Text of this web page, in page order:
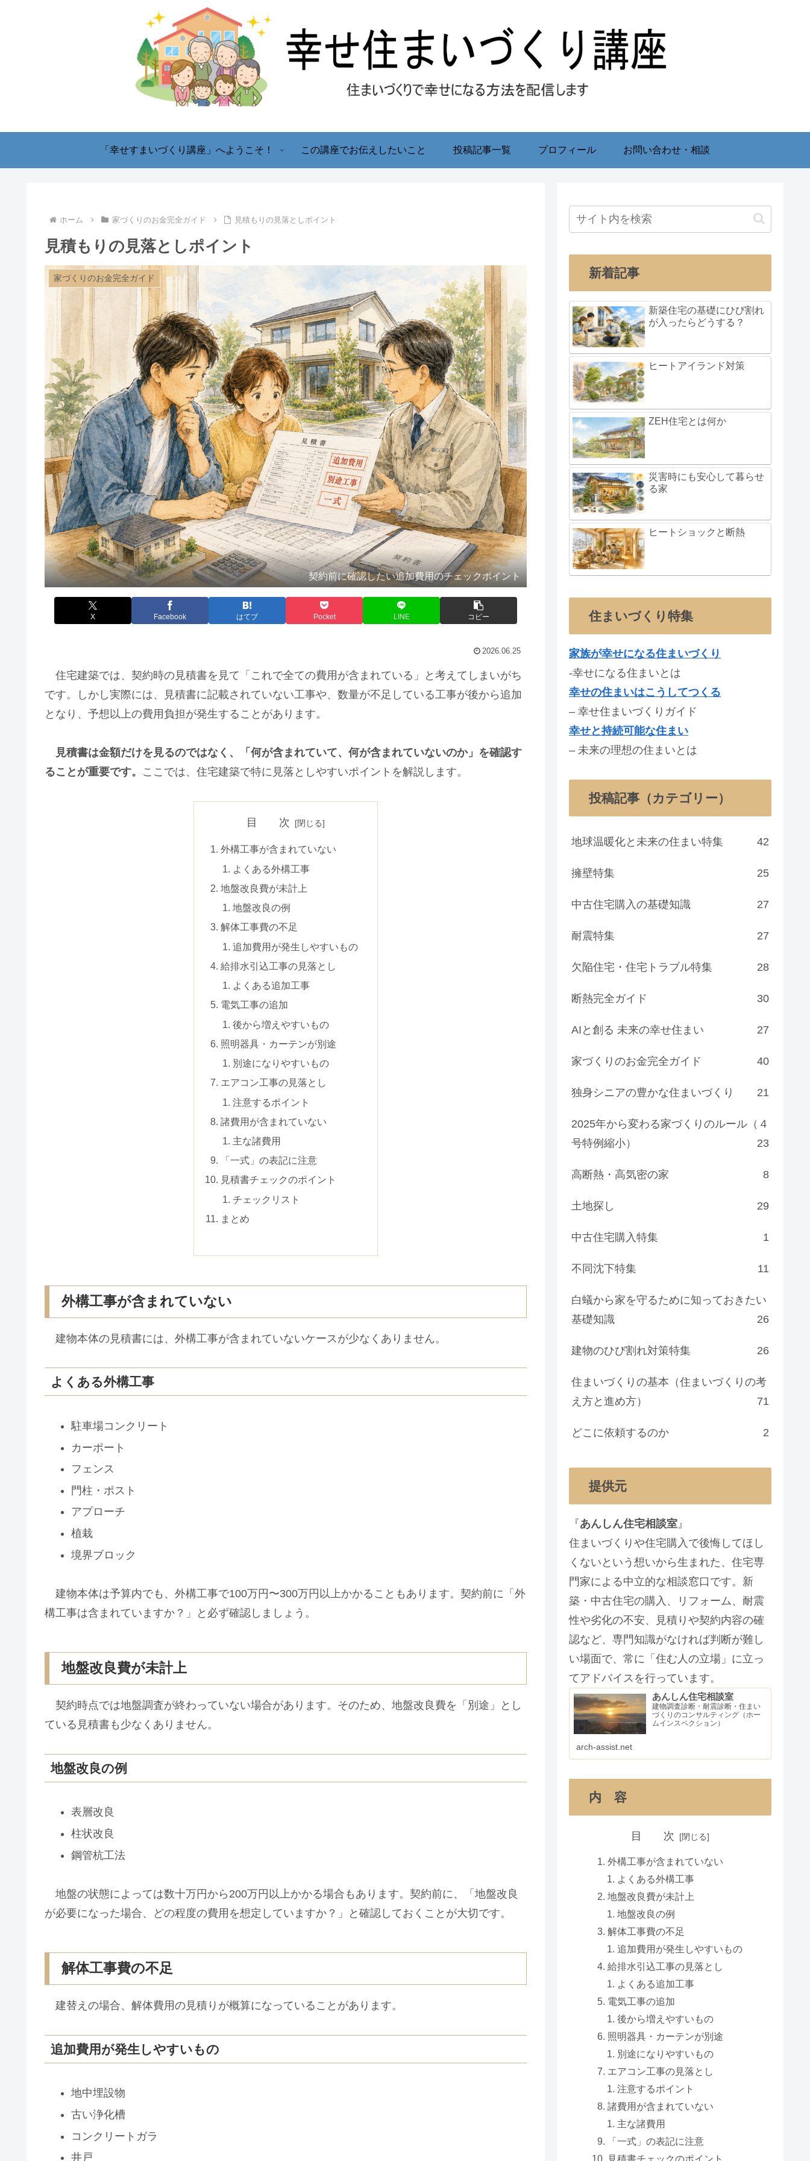
「幸せすまいづくり講座」へようこそ！ この講座でお伝えしたいこと 投稿記事一覧 プロフィール お問い合わせ・相談
ホーム 家づくりのお金完全ガイド 見積もりの見落としポイント
見積もりの見落としポイント
家づくりのお金完全ガイド
契約前に確認したい追加費用のチェックポイント
X Facebook はてブ Pocket LINE コピー
2026.06.25
住宅建築では、契約時の見積書を見て「これで全ての費用が含まれている」と考えてしまいがち
です。しかし実際には、見積書に記載されていない工事や、数量が不足している工事が後から追加
となり、予想以上の費用負担が発生することがあります。
見積書は金額だけを見るのではなく、「何が含まれていて、何が含まれていないのか」を確認す
ることが重要です。 ここでは、住宅建築で特に見落としやすいポイントを解説します。
目 次
外構工事が含まれていない
よくある外構工事
地盤改良費が未計上
地盤改良の例
解体工事費の不足
追加費用が発生しやすいもの
給排水引込工事の見落とし
よくある追加工事
電気工事の追加
後から増えやすいもの
照明器具・カーテンが別途
別途になりやすいもの
エアコン工事の見落とし
注意するポイント
諸費用が含まれていない
主な諸費用
「一式」の表記に注意
見積書チェックのポイント
チェックリスト
まとめ
外構工事が含まれていない
建物本体の見積書には、外構工事が含まれていないケースが少なくありません。
よくある外構工事
駐車場コンクリート
カーポート
フェンス
門柱・ポスト
アプローチ
植栽
境界ブロック
建物本体は予算内でも、外構工事で100万円〜300万円以上かかることもあります。契約前に「外
構工事は含まれていますか？」と必ず確認しましょう。
地盤改良費が未計上
契約時点では地盤調査が終わっていない場合があります。そのため、地盤改良費を「別途」とし
ている見積書も少なくありません。
地盤改良の例
表層改良
柱状改良
鋼管杭工法
地盤の状態によっては数十万円から200万円以上かかる場合もあります。契約前に、「地盤改良
が必要になった場合、どの程度の費用を想定していますか？」と確認しておくことが大切です。
解体工事費の不足
建替えの場合、解体費用の見積りが概算になっていることがあります。
追加費用が発生しやすいもの
地中埋設物
古い浄化槽
コンクリートガラ
井戸
新着記事
新築住宅の基礎にひび割れ
が入ったらどうする？
ヒートアイランド対策
ZEH住宅とは何か
災害時にも安心して暮らせ
る家
ヒートショックと断熱
住まいづくり特集
家族が幸せになる住まいづくり
-幸せになる住まいとは
幸せの住まいはこうしてつくる
– 幸せ住まいづくりガイド
幸せと持続可能な住まい
– 未来の理想の住まいとは
投稿記事（カテゴリー）
地球温暖化と未来の住まい特集 42
擁壁特集 25
中古住宅購入の基礎知識 27
耐震特集 27
欠陥住宅・住宅トラブル特集 28
断熱完全ガイド 30
AIと創る 未来の幸せ住まい 27
家づくりのお金完全ガイド 40
独身シニアの豊かな住まいづくり 21
2025年から変わる家づくりのルール（４
号特例縮小）
23
高断熱・高気密の家 8
土地探し 29
中古住宅購入特集 1
不同沈下特集 11
白蟻から家を守るために知っておきたい
基礎知識
26
建物のひび割れ対策特集 26
住まいづくりの基本（住まいづくりの考
え方と進め方）
71
どこに依頼するのか 2
提供元
『あんしん住宅相談室』
住まいづくりや住宅購入で後悔してほし
くないという想いから生まれた、住宅専
門家による中立的な相談窓口です。新
築・中古住宅の購入、リフォーム、耐震
性や劣化の不安、見積りや契約内容の確
認など、専門知識がなければ判断が難し
い場面で、常に「住む人の立場」に立っ
てアドバイスを行っています。
あんしん住宅相談室
建物調査診断・耐震診断・住まい
づくりのコンサルティング（ホー
ムインスペクション）
arch-assist.net
内 容
目 次
外構工事が含まれていない
よくある外構工事
地盤改良費が未計上
地盤改良の例
解体工事費の不足
追加費用が発生しやすいもの
給排水引込工事の見落とし
よくある追加工事
電気工事の追加
後から増えやすいもの
照明器具・カーテンが別途
別途になりやすいもの
エアコン工事の見落とし
注意するポイント
諸費用が含まれていない
主な諸費用
「一式」の表記に注意
見積書チェックのポイント